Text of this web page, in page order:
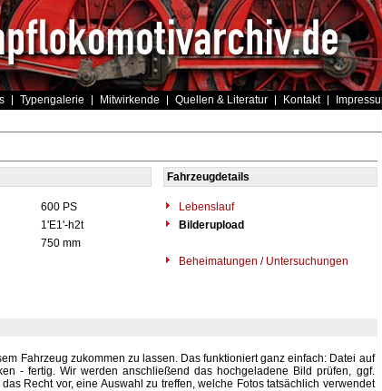
Typengalerie Mitwirkende Quellen & Literatur Kontakt
Fahrzeugdetails
600 PS
Lebenslauf
1'E1'-h2t
Bilderupload
750 mm
Beheimatungen / Untersuchungen
Fahrzeug zukommen zu lassen. Das funktioniert ganz einfach: Datei auf
- fertig. Wir werden anschließend das hochgeladene Bild prüfen, ggf.
Recht vor, eine Auswahl zu treffen, welche Fotos tatsächlich verwendet